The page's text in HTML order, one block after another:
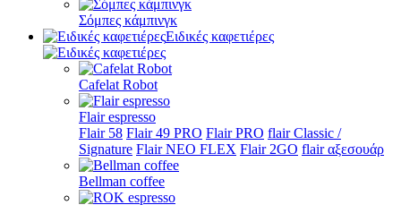
Σόμπες κάμπινγκ
Ειδικές καφετιέρες
Cafelat Robot
Flair espresso
Flair 58 Flair 49 PRO Flair PRO flair Classic /
Signature Flair NEO FLEX Flair 2GO flair αξεσουάρ
Bellman coffee